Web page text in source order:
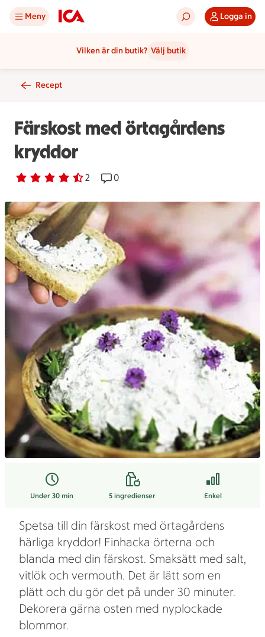
Meny Logga in
Vilken är din butik? Välj butik
Recept
Färskost med örtagårdens
kryddor
Betyg 4.5 av 5. 2
2 personer har röstatReceptet har 0 kommentarer
0
Under 30 min 5ingredienser Enkel
Spetsa till din färskost med örtagårdens
härliga kryddor! Finhacka örterna och
blanda med din färskost. Smaksätt med salt,
vitlök och vermouth. Det är lätt som en
plätt och du gör det på under 30 minuter.
Dekorera gärna osten med nyplockade
blommor.